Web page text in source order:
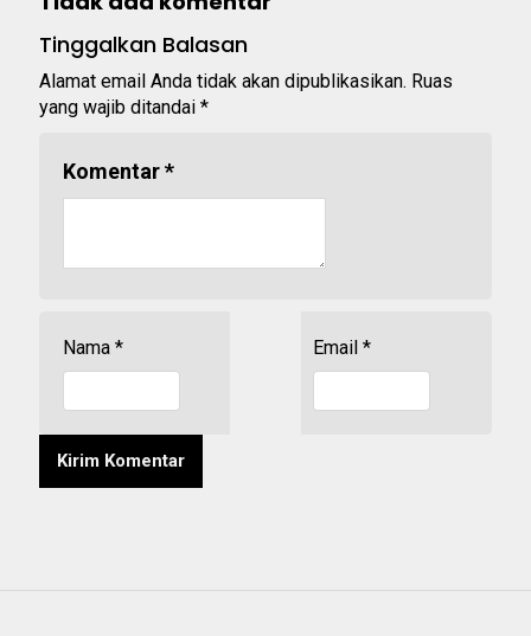
Tinggalkan Balasan
Alamat email Anda tidak akan dipublikasikan. Ruas
yang wajib ditandai *
Komentar*
Nama * Email *